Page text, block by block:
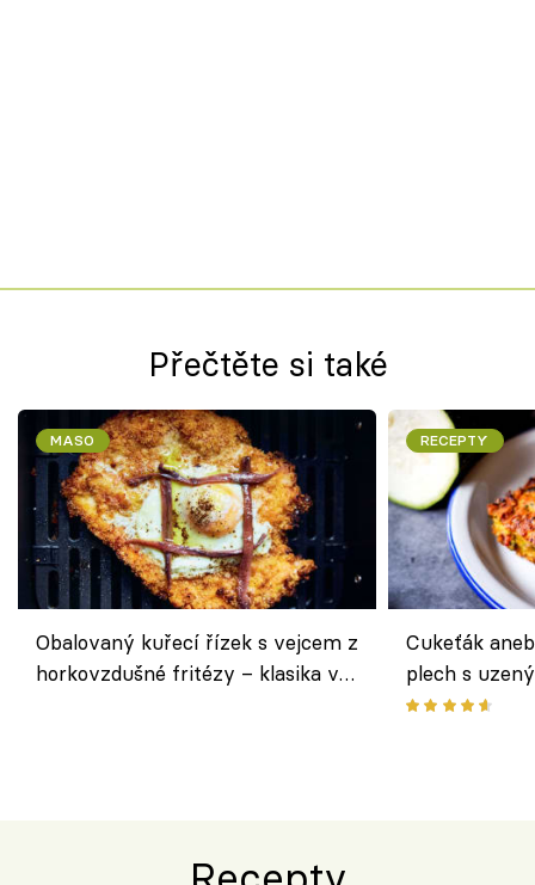
Přečtěte si také
MASO
Obalovaný kuřecí řízek s vejcem z
horkovzdušné fritézy – klasika v
RECEPTY
Cukeťák
plech s
způsob, jak